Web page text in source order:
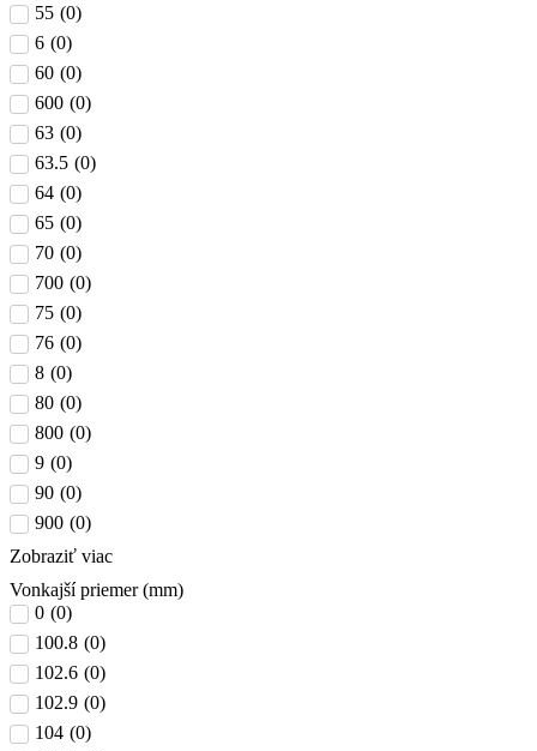
55 (0)
6 (0)
60 (0)
600 (0)
63 (0)
63.5 (0)
64 (0)
65 (0)
70 (0)
700 (0)
75 (0)
76 (0)
8 (0)
80 (0)
800 (0)
9 (0)
90 (0)
900 (0)
Zobraziť viac
Vonkajší priemer (mm)
0 (0)
100.8 (0)
102.6 (0)
102.9 (0)
104 (0)